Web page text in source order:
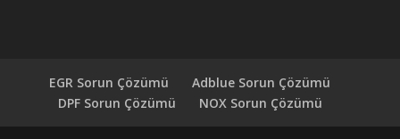
EGR Sorun Çözümü
Adblue Sorun Çözümü
DPF Sorun Çözümü
NOX Sorun Çözümü